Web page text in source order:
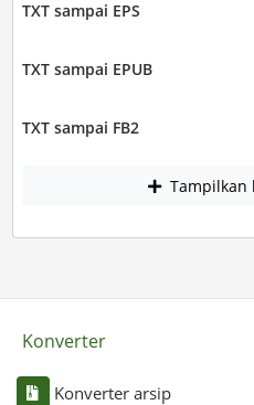
TXT sampai EPS
TXT sampai EPUB
TXT sampai FB2
Tampilkan
Konverter
Konverter arsip